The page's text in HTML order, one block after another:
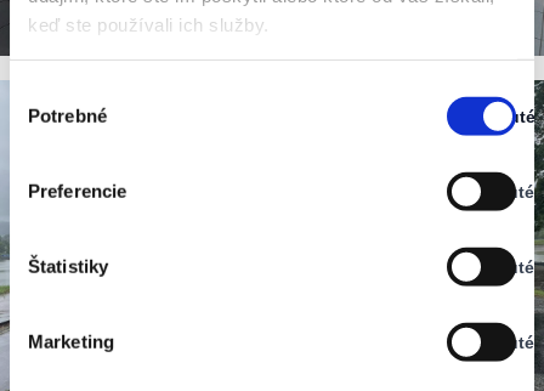
keď ste používali ich služby.
súhlasu
Potrebné Zapnuté
Stav:
Preferencie
Vypnuté
Stav:
Štatistiky
Vypnuté
Stav:
Marketing
Vypnuté
Stav: